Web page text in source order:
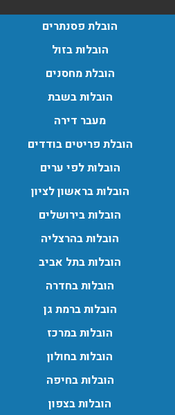
שמואל:
שמואל לכל סוגי ההובלות
עם מנוף ועד פריט בודד.
חנה:
בפרדס חנה ואפשרות הובלת
לאחרונה: 24/02/2026, 10:42
הובלת פסנתרים
הובלות בזול
הובלת מחסנים
הובלות בשבת
מעבר דירה
הובלת פריטים בודדים
הובלות לפי ערים
הובלות בראשון לציון
הובלות בירושלים
הובלות בהרצליה
הובלות בתל אביב
הובלות בחדרה
הובלות ברמת גן
הובלות במרכז
הובלות בחולון
הובלות בחיפה
הובלות בצפון